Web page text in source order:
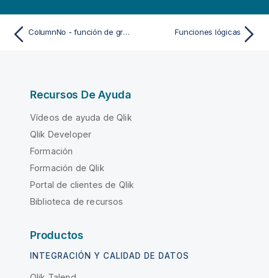
ColumnNo - función de gráfico Funciones lógicas
Recursos De Ayuda
Vídeos de ayuda de Qlik
Qlik Developer
Formación
Formación de Qlik
Portal de clientes de Qlik
Biblioteca de recursos
Productos
INTEGRACIÓN Y CALIDAD DE DATOS